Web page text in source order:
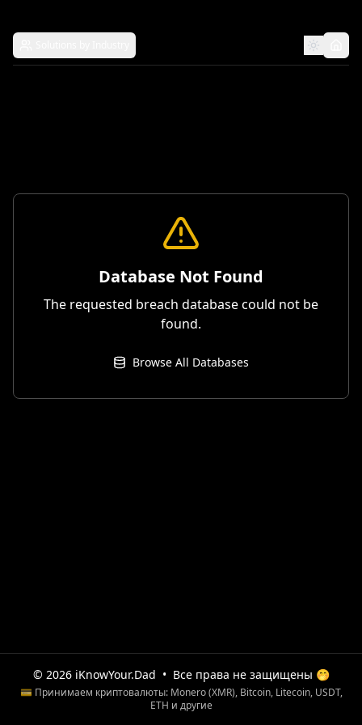
Database Not Found
The requested breach database could not be
found.
Browse All Databases
© 2026 iKnowYour.Dad • Все права не защищены 🤭
💳 Принимаем криптовалюты: Monero (XMR), Bitcoin, Litecoin, USDT,
ETH и другие